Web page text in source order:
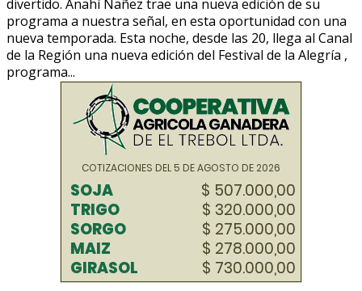
divertido. Anahí Ñañez trae una nueva edición de su
programa a nuestra señal, en esta oportunidad con una
nueva temporada. Esta noche, desde las 20, llega al Canal
de la Región una nueva edición del Festival de la Alegría ,
programa...